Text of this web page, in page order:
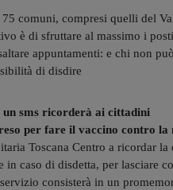
comuni, compresi quelli del
è di sfruttare al massimo i posti
appuntamenti: e chi non
di disdire
sms ricorderà ai cittadini
per fare il vaccino contro la
Toscana Centro a ricordar la
in caso di disdetta, per lasciare
consisterà in un